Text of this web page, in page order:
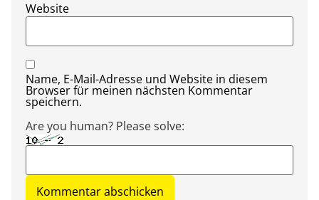
Website
Name, E-Mail-Adresse und Website in diesem
Browser für meinen nächsten Kommentar
speichern.
Are you human? Please solve: